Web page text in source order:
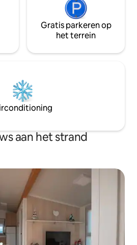
Haardroger
Gratis parkeren op
het terrein
aan het strand